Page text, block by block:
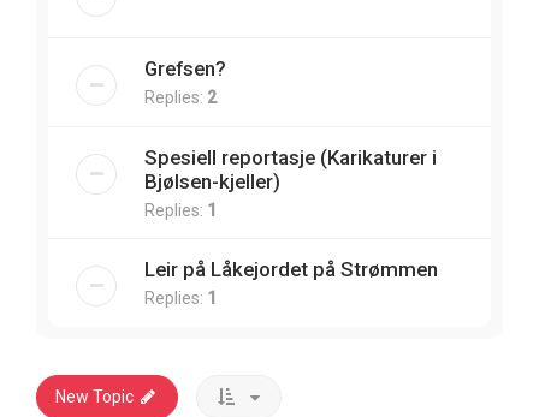
Grefsen?
Replies: 2
Spesiell reportasje (Karikaturer i
Bjølsen-kjeller)
Replies: 1
Leir på Låkejordet på Strømmen
Replies: 1
New Topic